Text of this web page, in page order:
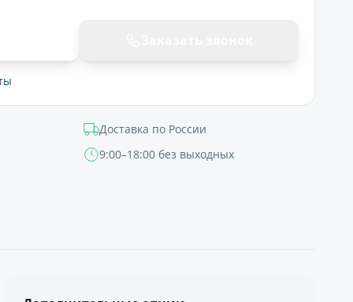
Доставка по России
9:00–18:00 без выходных